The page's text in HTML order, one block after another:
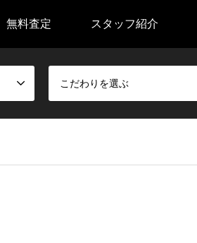
無料査定 スタッフ紹介
こだわりを選ぶ